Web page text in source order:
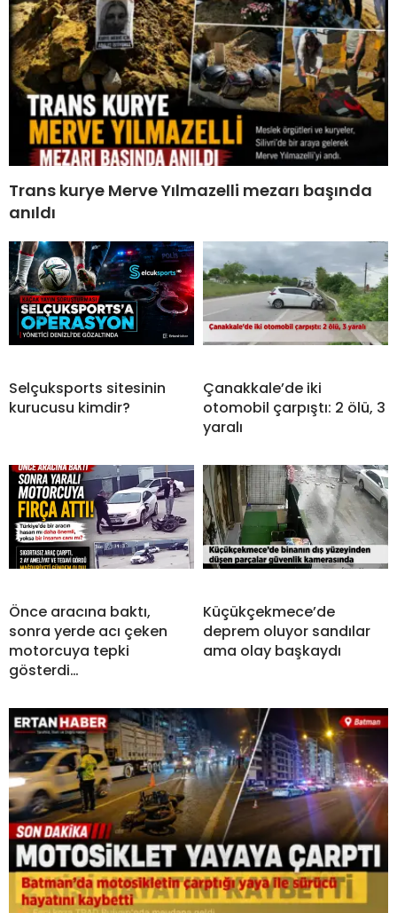
Trans kurye Merve Yılmazelli mezarı başında
anıldı
Selçuksports sitesinin
kurucusu kimdir?
Çanakkale’de iki
otomobil çarpıştı: 2 ölü, 3
yaralı
Önce aracına baktı,
sonra yerde acı çeken
motorcuya tepki
gösterdi…
Küçükçekmece’de
deprem oluyor sandılar
ama olay başkaydı